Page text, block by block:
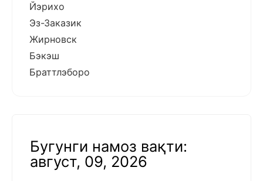
Йэрихо
Эз-Заказик
Жирновск
Бэкэш
Браттлэборо
Бугунги намоз вақти:
август, 09, 2026